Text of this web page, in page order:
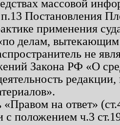
массовой
п.13 Постановления
применения
делам, вытекающим
не
Закона РФ «О
«Правом на ответ»
с положением ч.3